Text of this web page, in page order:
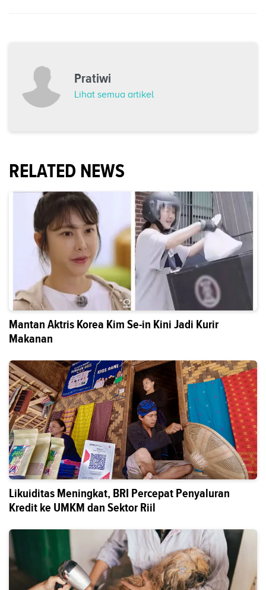
Pratiwi
Lihat semua artikel
RELATED NEWS
Mantan Aktris Korea Kim Se-in Kini Jadi Kurir
Makanan
Likuiditas Meningkat, BRI Percepat Penyaluran
Kredit ke UMKM dan Sektor Riil